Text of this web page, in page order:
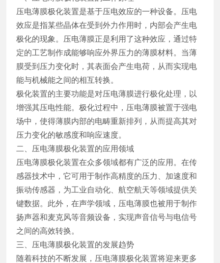
压电薄膜极化装置是基于压电效应的一种设备。压电
效应是指某些晶体在受到外力作用时，内部会产生电
极化的现象。压电薄膜正是利用了这种效应，通过特
定的工艺制作成能够响应外界压力的薄膜材料。当薄
膜受到压力变化时，其表面会产生电荷，从而实现电
能与机械能之间的相互转换。
极化装置的主要功能是对压电薄膜进行极化处理，以
增强其压电性能。极化过程中，压电薄膜被置于强电
场中，使得薄膜内部的电畴重新排列，从而提高其对
压力变化的敏感度和响应速度。
二、压电薄膜极化装置的应用领域
压电薄膜极化装置在众多领域都有广泛的应用。在传
感器技术中，它可用于制作高精度的压力、加速度和
振动传感器，为工业自动化、航空航天等领域提供关
键数据。此外，在声学领域，压电薄膜也被用于制作
扬声器和麦克风等音频设备，实现声音信号与电信号
之间的高效转换。
三、压电薄膜极化装置的发展趋势
随着科技的不断发展，压电薄膜极化装置将迎来更多